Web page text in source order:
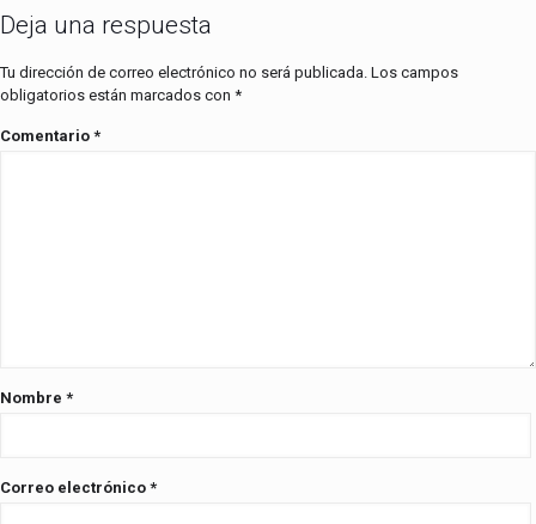
Deja una respuesta
Tu dirección de correo electrónico no será publicada. Los campos
obligatorios están marcados con *
Comentario *
Nombre *
Correo electrónico *